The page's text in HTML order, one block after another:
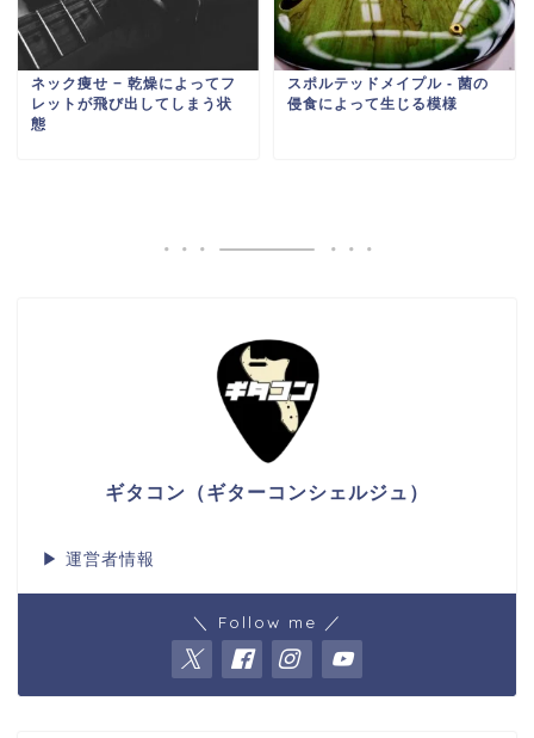
ネック痩せ − 乾燥によってフ
レットが飛び出してしまう状
態
スポルテッドメイプル ‐ 菌の
侵食によって生じる模様
ギタコン（ギターコンシェルジュ）
▶ 運営者情報
＼ Follow me ／